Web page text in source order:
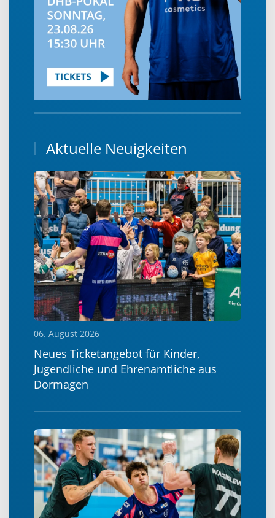
Aktuelle Neuigkeiten
06. August 2026
Neues Ticketangebot für Kinder,
Jugendliche und Ehrenamtliche aus
Dormagen